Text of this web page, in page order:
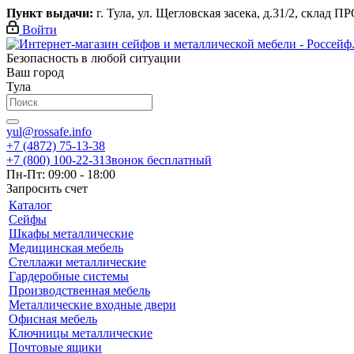
Пункт выдачи: г. Тула, ул. Щегловская засека, д.31/2, склад
Войти
Безопасность в любой ситуации
Ваш город
Тула
yul@rossafe.info
+7 (4872) 75-13-38
+7 (800) 100-22-31Звонок бесплатный
Пн-Пт: 09:00 - 18:00
Запросить счет
Каталог
Сейфы
Шкафы металлические
Медицинская мебель
Стеллажи металлические
Гардеробные системы
Производственная мебель
Металлические входные двери
Офисная мебель
Ключницы металлические
Почтовые ящики